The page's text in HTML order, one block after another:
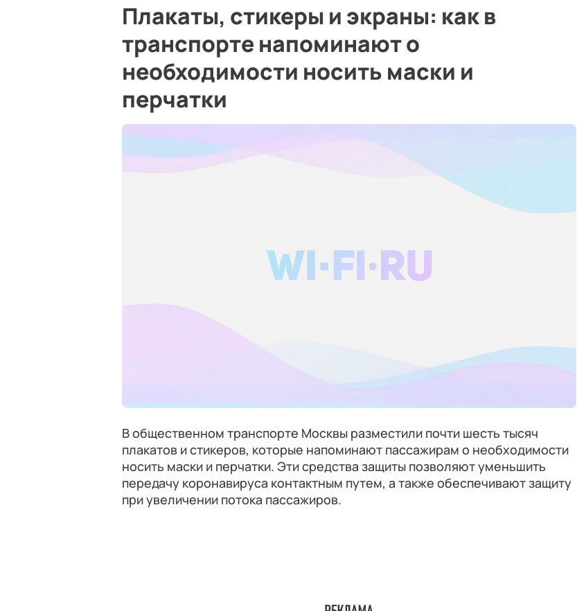
Плакаты, стикеры и экраны: как в
транспорте напоминают о
необходимости носить маски и
перчатки
В общественном транспорте Москвы разместили почти шесть тысяч
плакатов и стикеров, которые напоминают пассажирам о необходимости
носить маски и перчатки. Эти средства защиты позволяют уменьшить
передачу коронавируса контактным путем, а также обеспечивают защиту
при увеличении потока пассажиров.